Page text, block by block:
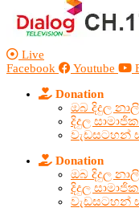
Live
Facebook
Youtube
Donation
ඔබ දිදුල
දිදුල
වැඩසටහන්
Donation
ඔබ දිදුල
දිදුල
වැඩසටහන්